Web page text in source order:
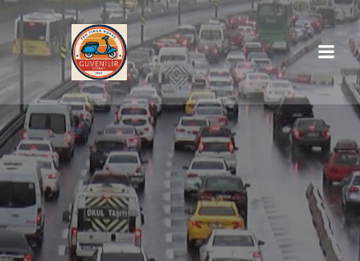
İçeriğe
geç